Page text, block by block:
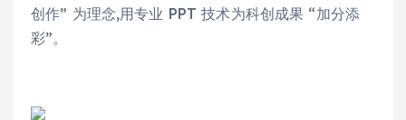
创作” 为理念,用专业 PPT 技术为科创成果 “加分添
彩”。